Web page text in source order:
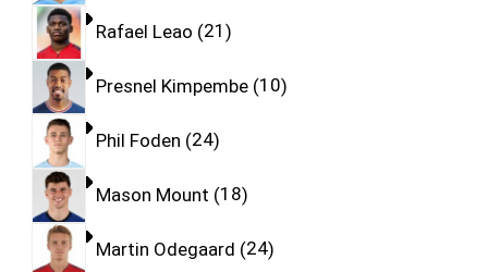
Rafael Leao 21
Presnel Kimpembe 10
Phil Foden 24
Mason Mount 18
Martin Odegaard 24